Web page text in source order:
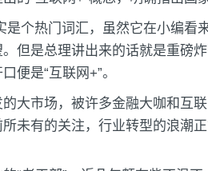
是个热门词汇，虽然它在小编
但是总理讲出来的话就是重磅
便是“互联网+”。
大市场，被许多金融大咖和互
未有的关注，行业转型的浪潮正